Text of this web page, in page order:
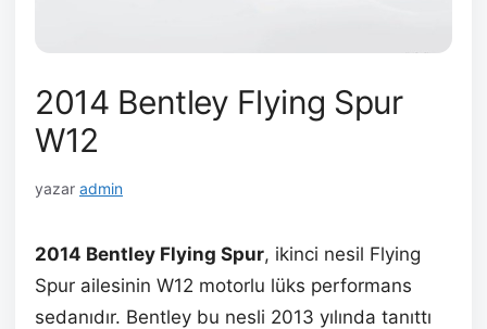
2014 Bentley Flying Spur
W12
yazar admin
2014 Bentley Flying Spur, ikinci nesil Flying
Spur ailesinin W12 motorlu lüks performans
sedanıdır. Bentley bu nesli 2013 yılında tanıttı